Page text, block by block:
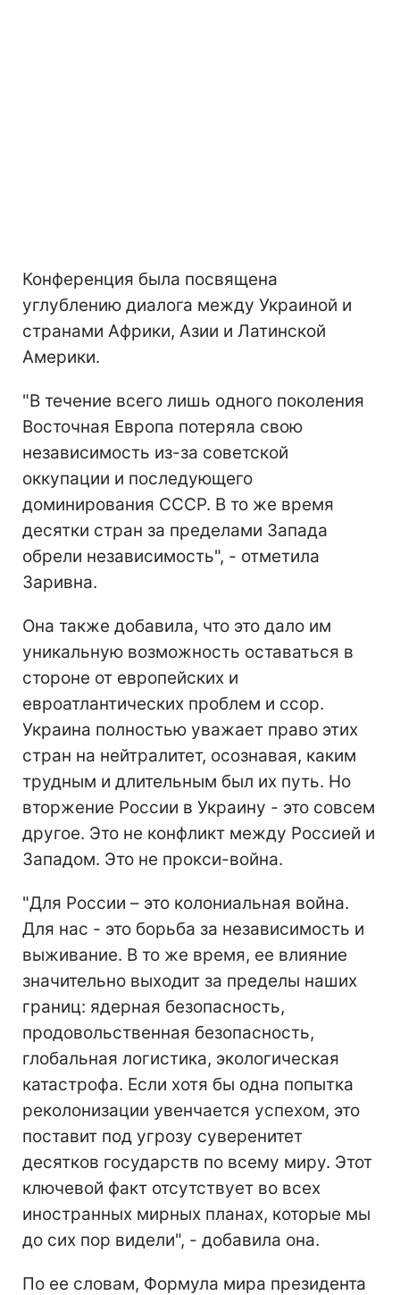
Конференция была посвящена
углублению диалога между Украиной и
странами Африки, Азии и Латинской
Америки.
"В течение всего лишь одного поколения
Восточная Европа потеряла свою
независимость из-за советской
оккупации и последующего
доминирования СССР. В то же время
десятки стран за пределами Запада
обрели независимость", - отметила
Заривна.
Она также добавила, что это дало им
уникальную возможность оставаться в
стороне от европейских и
евроатлантических проблем и ссор.
Украина полностью уважает право этих
стран на нейтралитет, осознавая, каким
трудным и длительным был их путь. Но
вторжение России в Украину - это совсем
другое. Это не конфликт между Россией и
Западом. Это не прокси-война.
"Для России – это колониальная война.
Для нас - это борьба за независимость и
выживание. В то же время, ее влияние
значительно выходит за пределы наших
границ: ядерная безопасность,
продовольственная безопасность,
глобальная логистика, экологическая
катастрофа. Если хотя бы одна попытка
реколонизации увенчается успехом, это
поставит под угрозу суверенитет
десятков государств по всему миру. Этот
ключевой факт отсутствует во всех
иностранных мирных планах, которые мы
до сих пор видели", - добавила она.
По ее словам, Формула мира президента